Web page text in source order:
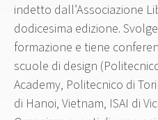
indetto dall’Associazione
dodicesima edizione.
formazione e tiene
scuole di design
Academy, Politecnico di
di Hanoi, Vietnam, ISAI di